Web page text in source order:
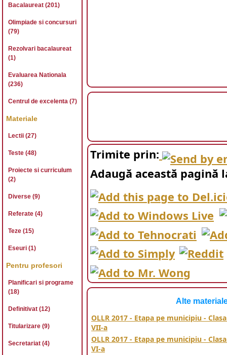
Trimite prin:
Adaugă această pagină
Alte
OLLR 2017 - Etapa pe municipiu -
VII-a
OLLR 2017 - Etapa pe municipiu -
VI-a
Bacalaureat (201)
Olimpiade si concursuri
(79)
Rezolvari bacalaureat
(1)
Evaluarea Nationala
(236)
Centrul de excelenta (7)
Materiale
Lectii (27)
Teste (48)
Proiecte si curriculum
(2)
Diverse (9)
Referate (4)
Teze (15)
Eseuri (1)
Pentru profesori
Planificari si programe
(18)
Definitivat (12)
Titularizare (9)
Secretariat (4)